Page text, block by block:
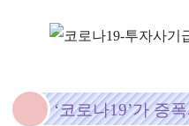
‘코로나19’가 증